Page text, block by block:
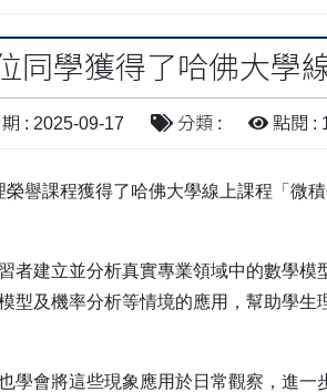
同學獲得了哈佛大學
期 : 2025-09-17 分類 : 點閱 :
榮譽課程獲得了哈佛大學線上課程「微
者建立並分析真實專業領域中的數學
型及機率分析等情境的應用，幫助學
學會將這些現象應用於日常觀察，進